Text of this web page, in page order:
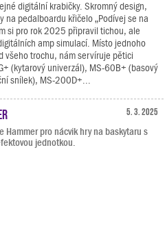
digitální krabičky. Skromný design,
na pedalboardu křičelo „Podívej se na
si pro rok 2025 připravil tichou, ale
amp simulací. Místo jednoho
všeho trochu, nám servíruje pětici
(kytarový univerzál), MS-60B+ (basový
snílek), MS-200D+...
5. 3. 2025
Hammer pro nácvik hry na baskytaru s
jednotkou.